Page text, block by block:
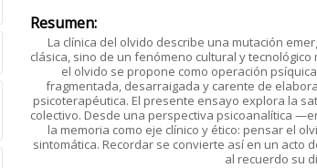
Resumen:
La clínica del olvido describe una mutación
clásica, sino de un fenómeno cultural y
el olvido se propone como operación
fragmentada, desarraigada y carente de
psicoterapéutica. El presente ensayo explora la
colectivo. Desde una perspectiva psicoanalítica
la memoria como eje clínico y ético: pensar el
sintomática. Recordar se convierte así en un
al recuerdo su